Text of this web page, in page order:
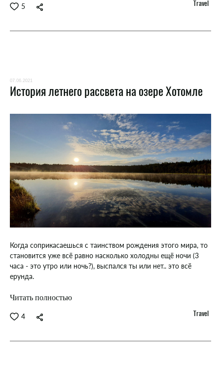
5 Travel
4 Travel
Когда соприкасаешься с таинством рождения этого мира, то
становится уже всё равно насколько холодны ещё ночи (3
часа - это утро или ночь?), выспался ты или нет.. это всё
ерунда.
Читать полностью
07.06.2021
История летнего рассвета на озере Хотомле